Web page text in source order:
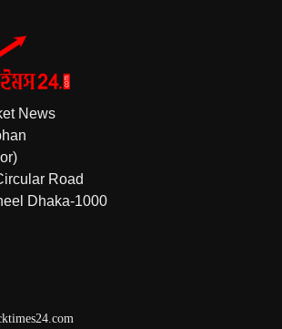
News
Road
Dhaka-1000